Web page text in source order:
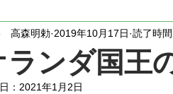
ランダ国王
高森明勅 2019年10月17日 読了時
： 2021年1月2日